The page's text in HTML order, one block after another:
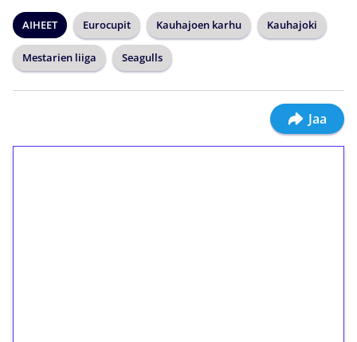
AIHEET Eurocupit Kauhajoen karhu Kauhajoki
Mestarien liiga Seagulls
Jaa